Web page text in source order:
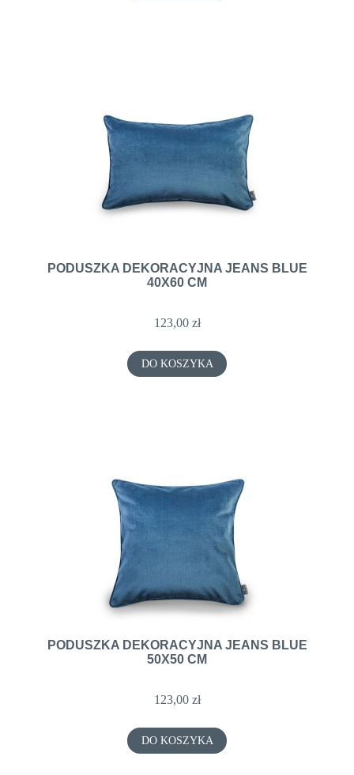
PODUSZKA DEKORACYJNA JEANS BLUE
40X60 CM
123,00 zł
DO KOSZYKA
PODUSZKA DEKORACYJNA JEANS BLUE
50X50 CM
123,00 zł
DO KOSZYKA